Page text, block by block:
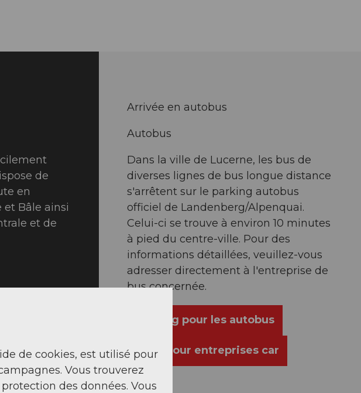
de
en
et Bâle ainsi
et de
Arrivée en autobus
Autobus
Dans la ville de Lucerne, les bus de
diverses lignes de bus longue distance
s'arrêtent sur le parking autobus
officiel de Landenberg/Alpenquai.
Celui-ci se trouve à environ 10 minutes
à pied du centre-ville. Pour des
informations détaillées, veuillez-vous
adresser directement à l'entreprise de
bus concernée.
Parking pour les autobus
Infos pour entreprises car
de cookies, est utilisé pour
Vous trouverez
des données. Vous